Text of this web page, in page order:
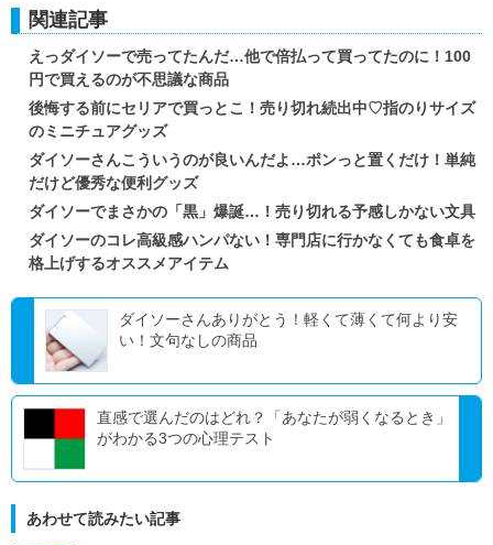
関連記事
えっダイソーで売ってたんだ…他で倍払って買ってたのに！100
円で買えるのが不思議な商品
後悔する前にセリアで買っとこ！売り切れ続出中♡指のりサイズ
のミニチュアグッズ
ダイソーさんこういうのが良いんだよ…ポンっと置くだけ！単純
だけど優秀な便利グッズ
ダイソーでまさかの「黒」爆誕…！売り切れる予感しかない文具
ダイソーのコレ高級感ハンパない！専門店に行かなくても食卓を
格上げするオススメアイテム
ダイソーさんありがとう！軽くて薄くて何より安
い！文句なしの商品
直感で選んだのはどれ？「あなたが弱くなるとき」
がわかる3つの心理テスト
あわせて読みたい記事